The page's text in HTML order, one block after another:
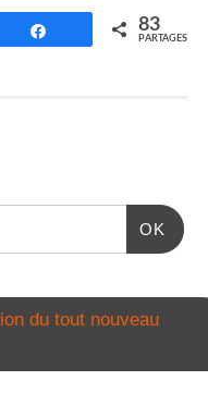
Partagez 83
PARTAGES
OK
du tout nouveau